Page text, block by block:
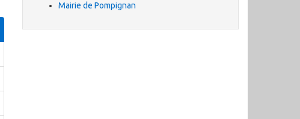
Mairie de Pompignan